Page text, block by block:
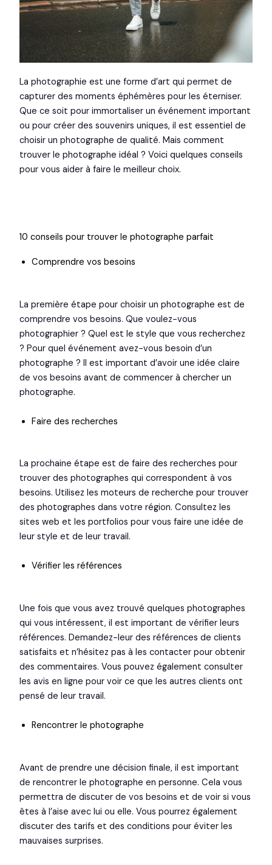
La photographie est une forme d’art qui permet de
capturer des moments éphémères pour les éterniser.
Que ce soit pour immortaliser un événement important
ou pour créer des souvenirs uniques, il est essentiel de
choisir un photographe de qualité. Mais comment
trouver le photographe idéal ? Voici quelques conseils
pour vous aider à faire le meilleur choix.
10 conseils pour trouver le photographe parfait
Comprendre vos besoins
La première étape pour choisir un photographe est de
comprendre vos besoins. Que voulez-vous
photographier ? Quel est le style que vous recherchez
? Pour quel événement avez-vous besoin d’un
photographe ? Il est important d’avoir une idée claire
de vos besoins avant de commencer à chercher un
photographe.
Faire des recherches
La prochaine étape est de faire des recherches pour
trouver des photographes qui correspondent à vos
besoins. Utilisez les moteurs de recherche pour trouver
des photographes dans votre région. Consultez les
sites web et les portfolios pour vous faire une idée de
leur style et de leur travail.
Vérifier les références
Une fois que vous avez trouvé quelques photographes
qui vous intéressent, il est important de vérifier leurs
références. Demandez-leur des références de clients
satisfaits et n’hésitez pas à les contacter pour obtenir
des commentaires. Vous pouvez également consulter
les avis en ligne pour voir ce que les autres clients ont
pensé de leur travail.
Rencontrer le photographe
Avant de prendre une décision finale, il est important
de rencontrer le photographe en personne. Cela vous
permettra de discuter de vos besoins et de voir si vous
êtes à l’aise avec lui ou elle. Vous pourrez également
discuter des tarifs et des conditions pour éviter les
mauvaises surprises.